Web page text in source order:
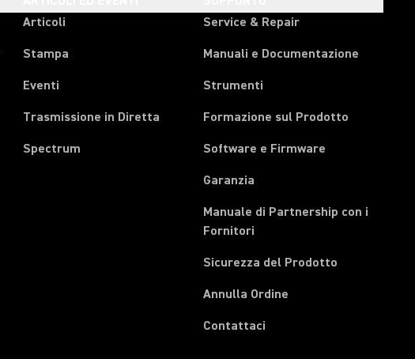
Articoli
Stampa
Eventi
Trasmissione in Diretta
Spectrum
Service & Repair
Manuali e Documentazione
Strumenti
Formazione sul Prodotto
Software e Firmware
Garanzia
Manuale di Partnership con i
Fornitori
Sicurezza del Prodotto
Annulla Ordine
Contattaci